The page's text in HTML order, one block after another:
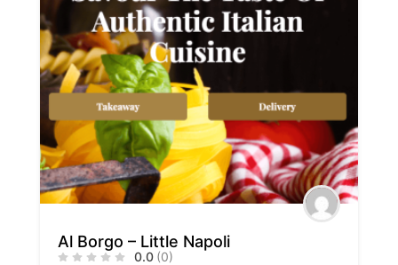
Al Borgo – Little Napoli
0.0 (0)